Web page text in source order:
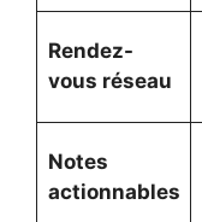
Rendez-
vous réseau
Notes
actionnables